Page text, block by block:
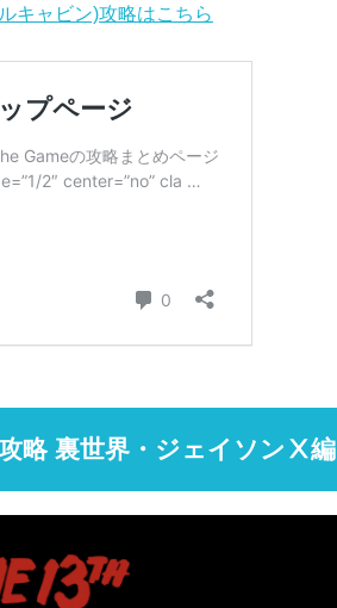
キャビン)攻略はこちら
略 裏世界・ジェイソンⅩ編